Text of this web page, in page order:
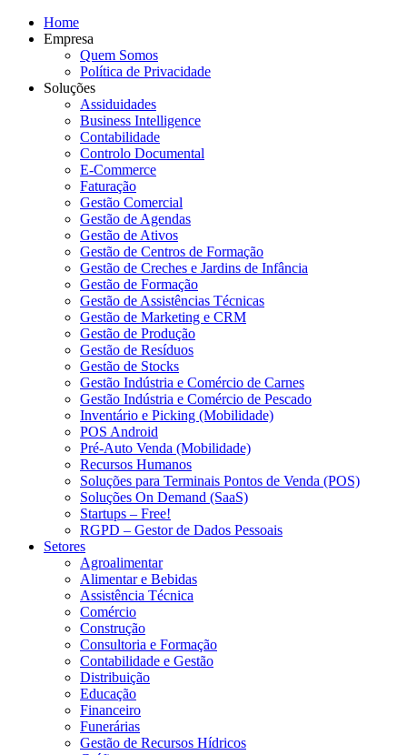
Home
Empresa
Quem Somos
Política de Privacidade
Soluções
Assiduidades
Business Intelligence
Contabilidade
Controlo Documental
E-Commerce
Faturação
Gestão Comercial
Gestão de Agendas
Gestão de Ativos
Gestão de Centros de Formação
Gestão de Creches e Jardins de Infância
Gestão de Formação
Gestão de Assistências Técnicas
Gestão de Marketing e CRM
Gestão de Produção
Gestão de Resíduos
Gestão de Stocks
Gestão Indústria e Comércio de Carnes
Gestão Indústria e Comércio de Pescado
Inventário e Picking (Mobilidade)
POS Android
Pré-Auto Venda (Mobilidade)
Recursos Humanos
Soluções para Terminais Pontos de Venda (POS)
Soluções On Demand (SaaS)
Startups – Free!
RGPD – Gestor de Dados Pessoais
Setores
Agroalimentar
Alimentar e Bebidas
Assistência Técnica
Comércio
Construção
Consultoria e Formação
Contabilidade e Gestão
Distribuição
Educação
Financeiro
Funerárias
Gestão de Recursos Hídricos